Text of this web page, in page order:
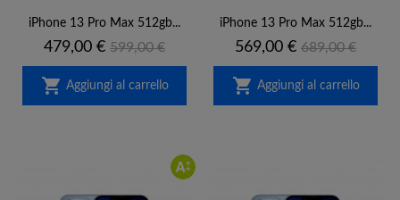
iPhone 13 Pro Max 512gb...
Prezzo
479,00 € Prezzo
base
599,00 €
 Aggiungi al carrello
iPhone 13 Pro Max 512gb...
Prezzo
569,00 € Prezzo
base
689,00 €
 Aggiungi al carrello